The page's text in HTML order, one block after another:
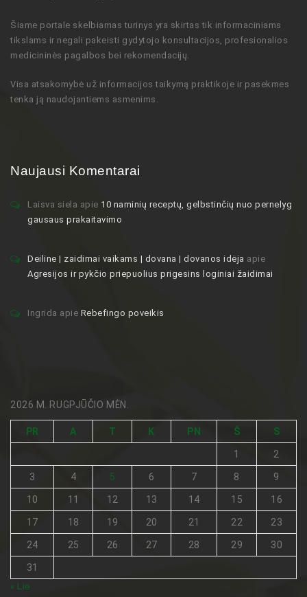
Šiame portale skelbiamas turinys yra skirtas tik informaciniams
tikslams ir negali pakeisti gydytojo konsultacijos, profesionalios
medicininės pagalbos bei rekomendacijų.
Visa atsakomybė už informacijos taikymą praktikoje ir pasekmes
tenka ją naudojantiems asmenims.
Naujausi Komentarai
Laisva siela apie 10 naminių receptų, gelbstinčių nuo pernelyg
gausaus prakaitavimo
Deiline | zaidimai vaikams | dovana | dovanos idėja apie
Agresijos ir pykčio priepuolius prigesins loginiai žaidimai
Ingrida apie Rebefingo poveikis
2026 M. RUGPJŪČIO MĖN.
PR A T K PN Š S
1 2
3 4 5 6 7 8 9
10 11 12 13 14 15 16
17 18 19 20 21 22 23
24 25 26 27 28 29 30
31
« Lie